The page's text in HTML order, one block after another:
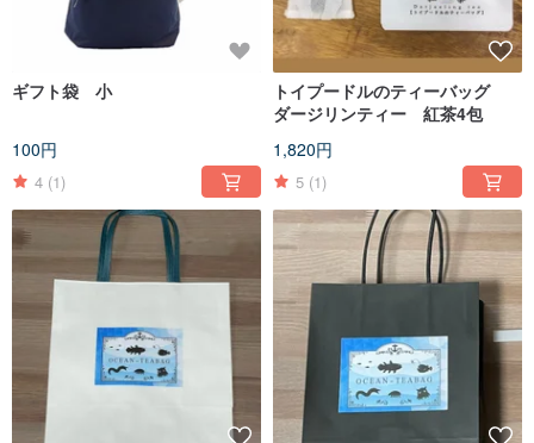
ギフト袋 小
100円
4 (1)
トイプードルのティーバッグ
ダージリンティー 紅茶4包
1,820円
5 (1)